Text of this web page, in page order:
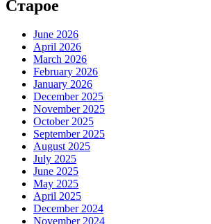
Старое
June 2026
April 2026
March 2026
February 2026
January 2026
December 2025
November 2025
October 2025
September 2025
August 2025
July 2025
June 2025
May 2025
April 2025
December 2024
November 2024